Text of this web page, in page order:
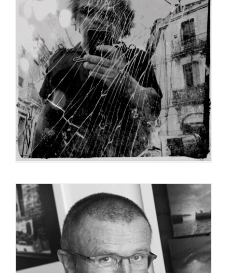
Alain Watier